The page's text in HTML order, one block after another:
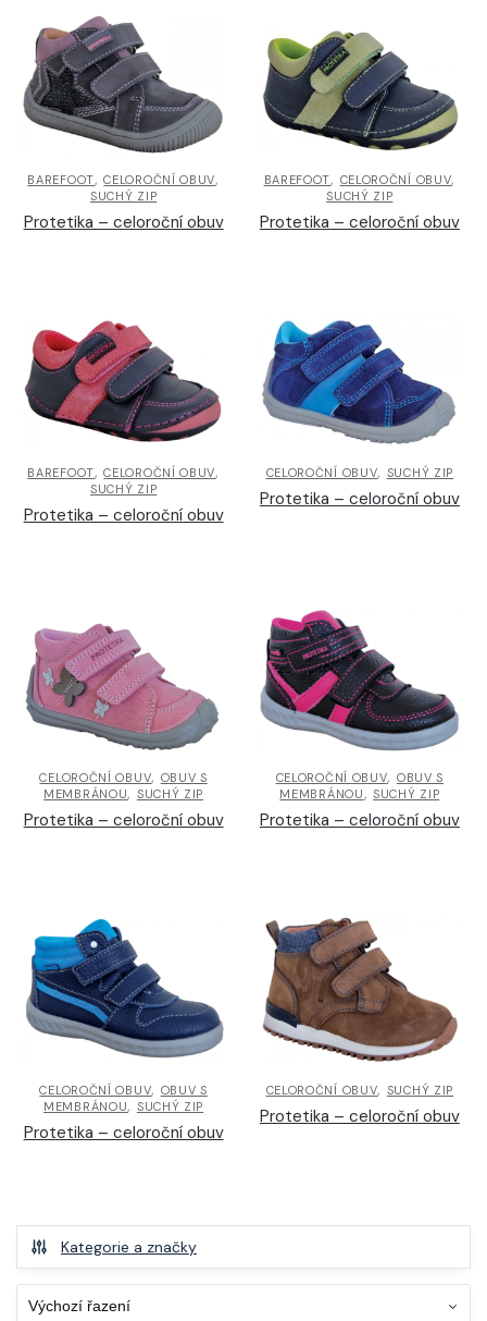
BAREFOOT,CELOROČNÍ OBUV,
SUCHÝ ZIP
Protetika – celoroční obuv
BAREFOOT, CELOROČNÍ OBUV,
SUCHÝ ZIP
Protetika – celoroční obuv
BAREFOOT,CELOROČNÍ OBUV,
SUCHÝ ZIP
Protetika – celoroční obuv
CELOROČNÍ OBUV, SUCHÝ ZIP
Protetika – celoroční obuv
CELOROČNÍ OBUV, OBUV S
MEMBRÁNOU, SUCHÝ ZIP
Protetika – celoroční obuv
CELOROČNÍ OBUV, OBUV S
MEMBRÁNOU,SUCHÝ ZIP
Protetika – celoroční obuv
CELOROČNÍ OBUV, OBUV S
MEMBRÁNOU, SUCHÝ ZIP
Protetika – celoroční obuv
CELOROČNÍ OBUV, SUCHÝ ZIP
Protetika – celoroční obuv
Kategorie a značky